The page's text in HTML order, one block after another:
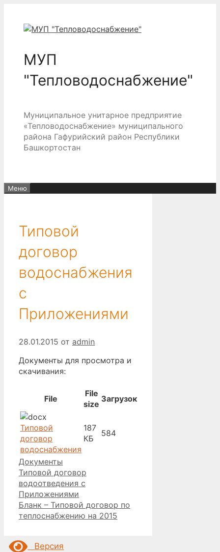
содержимому
МУП
"Тепловодоснабжение"
Муниципальное унитарное предприятие
«Тепловодоснабжение» муниципального
района Гафурийский район Республики
Башкортостан
Меню
Типовой
договор
водоснабжения
с
Приложениями
28.01.2015 от admin
Документы для просмотра и
скачивания:
File
File
size
Загрузок
Типовой
договор
водоснабжения
187
КБ
584
Рубрики
Документы
Типовой договор
водоотведения с
Приложениями
Бланк – Типовой договор по
теплоснабжению на 2015
Версия